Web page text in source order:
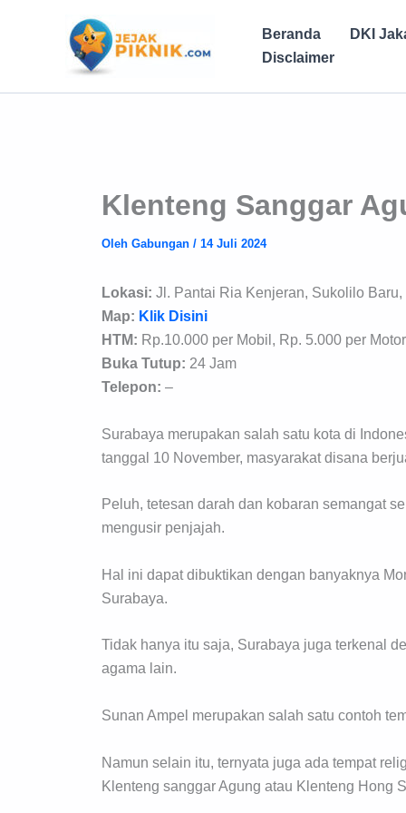
Beranda
DKI
Disclaimer
Klenteng Sanggar
Oleh Gabungan / 14 Juli 2024
Lokasi: Jl. Pantai Ria Kenjeran, Sukolilo
Map: Klik Disini
HTM: Rp.10.000 per Mobil, Rp. 5.000 per
Buka Tutup: 24 Jam
Telepon: –
Surabaya merupakan salah satu kota di
tanggal 10 November, masyarakat disana
Peluh, tetesan darah dan kobaran semangat
mengusir penjajah.
Hal ini dapat dibuktikan dengan banyaknya
Surabaya.
Tidak hanya itu saja, Surabaya juga terkenal
agama lain.
Sunan Ampel merupakan salah satu contoh
Namun selain itu, ternyata juga ada tempat
Klenteng sanggar Agung atau Klenteng Hong